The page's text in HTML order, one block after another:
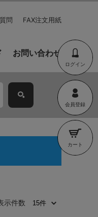
問 FAX注文用紙
ログイン
会員登録
カート
お問い合わせ
示件数